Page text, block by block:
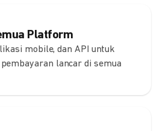
Platform
mobile, dan API untuk
lancar di semua